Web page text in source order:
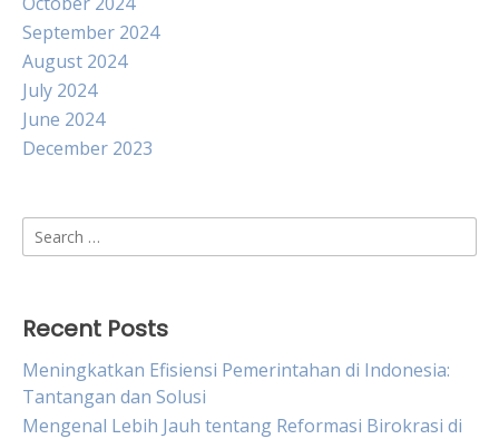
September 2024
August 2024
July 2024
June 2024
December 2023
Search
for:
Recent Posts
Meningkatkan Efisiensi Pemerintahan di Indonesia:
Tantangan dan Solusi
Mengenal Lebih Jauh tentang Reformasi Birokrasi di